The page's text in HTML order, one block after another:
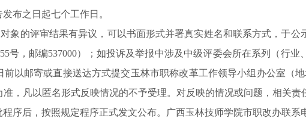
布之日起七个工作日。
象的评审结果有异议，可以书面形式并署真实姓名和联系方式，于
号，邮编537000）；如投诉及举报中涉及中级评委会所在系列（行
以邮寄或直接送达方式提交玉林市职称改革工作领导小组办公室（
，凡以匿名形式反映情况的不予受理。对反映的情况或问题，相关
序后，按照规定程序正式发文公布。广西玉林技师学院市职改办联系